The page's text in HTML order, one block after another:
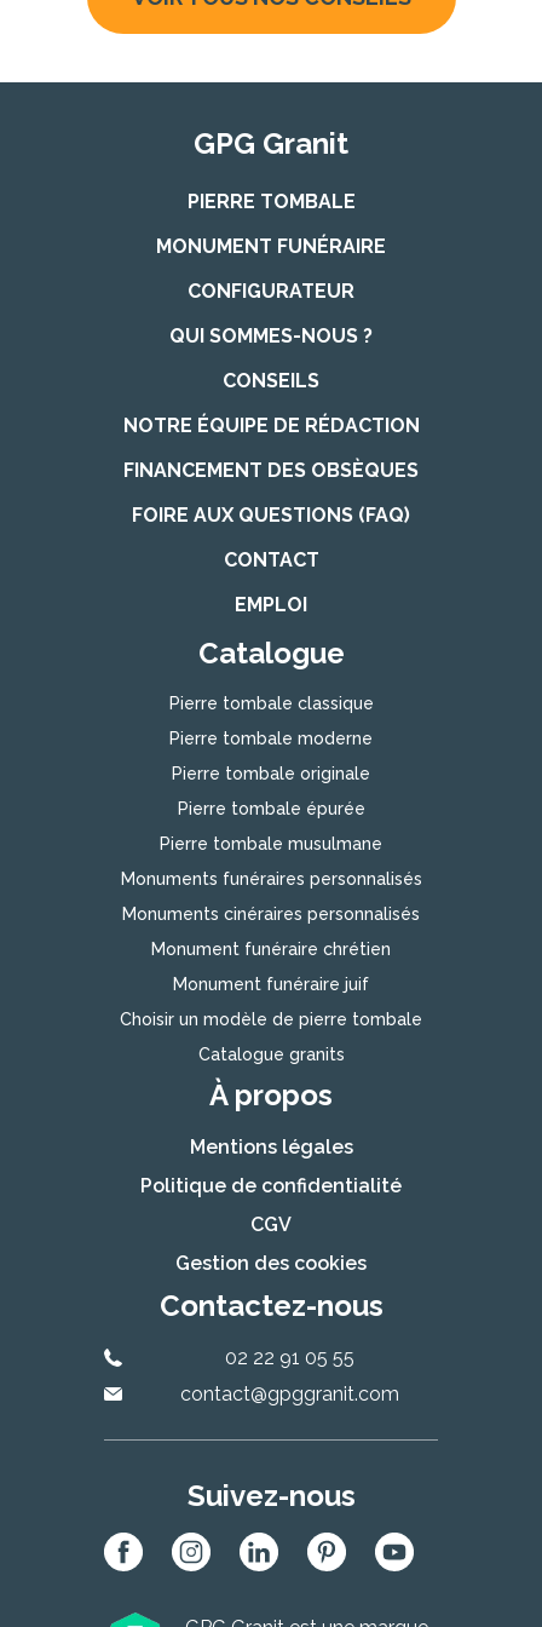
GPG Granit
PIERRE TOMBALE
MONUMENT FUNÉRAIRE
CONFIGURATEUR
QUI SOMMES-NOUS ?
CONSEILS
NOTRE ÉQUIPE DE RÉDACTION
FINANCEMENT DES OBSÈQUES
FOIRE AUX QUESTIONS (FAQ)
CONTACT
EMPLOI
Catalogue
Pierre tombale classique
Pierre tombale moderne
Pierre tombale originale
Pierre tombale épurée
Pierre tombale musulmane
Monuments funéraires personnalisés
Monuments cinéraires personnalisés
Monument funéraire chrétien
Monument funéraire juif
Choisir un modèle de pierre tombale
Catalogue granits
À propos
Mentions légales
Politique de confidentialité
CGV
Gestion des cookies
Contactez-nous
02 22 91 05 55
contact@gpggranit.com
Suivez-nous